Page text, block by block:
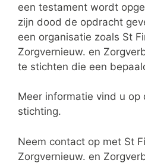
een testament wordt
zijn dood de opdracht
een organisatie zoals St
Zorgvernieuw. en
te stichten die een
Meer informatie vind u
stichting.
Neem contact op met St
Zorgvernieuw. en